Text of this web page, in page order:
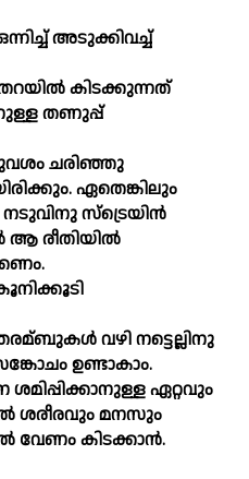
അടുക്കിവച്ച്‌
കിടക്കുന്നത്‌
തണുപ്പ്‌
ചരിഞ്ഞു
ഏതെങ്കിലും
സ്‌ട്രെയിന്‍
ആ രീതിയില്‍
വഴി നട്ടെല്ലിനു
ഉണ്ടാകാം.
ഏറ്റവും
ശരീരവും മനസും
വേണം കിടക്കാന്‍.